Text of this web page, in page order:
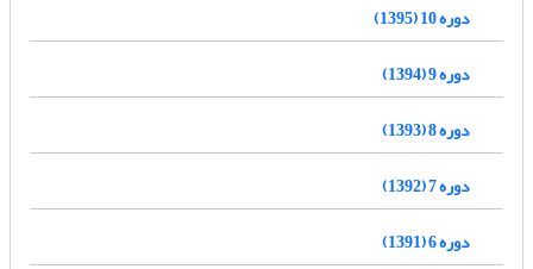
دوره 10 (1395)
دوره 9 (1394)
دوره 8 (1393)
دوره 7 (1392)
دوره 6 (1391)